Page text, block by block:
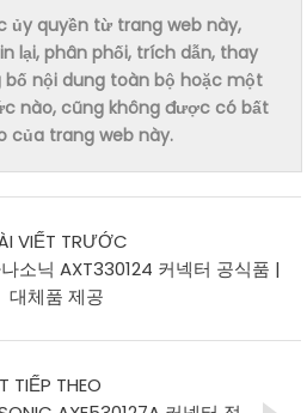
ủy quyền từ trang web này,
lại, phân phối, trích dẫn, thay
nội dung toàn bộ hoặc một
nào, cũng không được có bất
của trang web này.
VIẾT TRƯỚC
소닉 AXT330124 커넥터 공식품 |
대체품 제공
TIẾP THEO